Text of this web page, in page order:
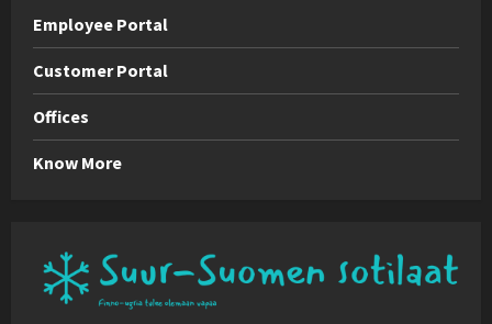
Employee Portal
Customer Portal
Offices
Know More